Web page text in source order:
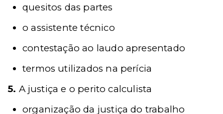
quesitos das partes
o assistente técnico
contestação ao laudo apresentado
termos utilizados na perícia
5. A justiça e o perito calculista
organização da justiça do trabalho